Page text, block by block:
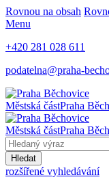
Rovnou na obsah
Menu
+420 281 028 611
podatelna@praha-
Městská částPraha
Městská částPraha
Hledat
rozšířené vyhledávání